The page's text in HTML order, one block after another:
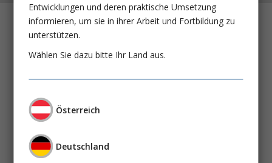
Die PISCES-Studie: Ein dicker Fang
Dr. Janosch Niknam
Dr. Thomas Weichhart
Prof. Dr. Marcus Säemann
Prof. Dr. Joachim Beige
Prof. Dr. Manfred Hecking, MD, PhD
Entwicklungen und deren praktische Umsetzung
informieren, um sie in ihrer Arbeit und Fortbildung zu
unterstützen.
Wählen Sie dazu bitte Ihr Land aus.
Österreich
Deutschland